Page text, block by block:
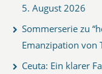
5. August 2026
Sommerserie zu
Emanzipation von
Ceuta: Ein klarer